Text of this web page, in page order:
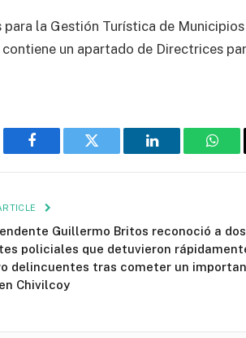
la Gestión Turística de
un apartado de Directrices
Facebook Twitter LinkedIn
Guillermo Britos reconoció a dos
policiales que detuvieron
delincuentes tras cometer un
Chivilcoy